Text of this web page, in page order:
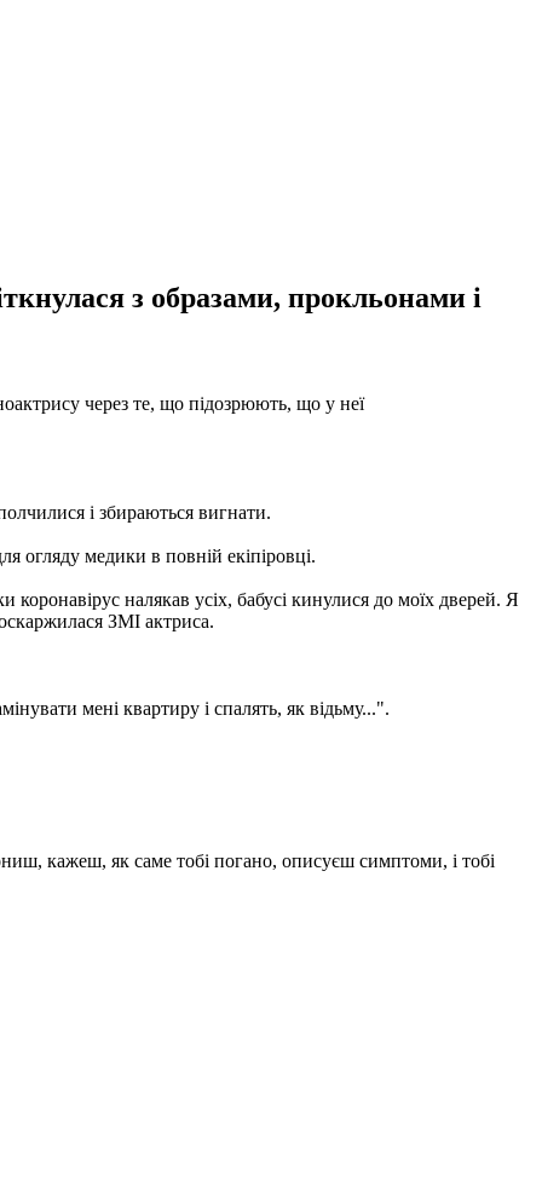
з образами, прокльонами і
через те, що підозрюють, що у неї
і збираються вигнати.
огляду медики в повній екіпіровці.
налякав усіх, бабусі кинулися до моїх дверей. Я
ЗМІ актриса.
мені квартиру і спалять, як відьму...".
кажеш, як саме тобі погано, описуєш симптоми, і тобі